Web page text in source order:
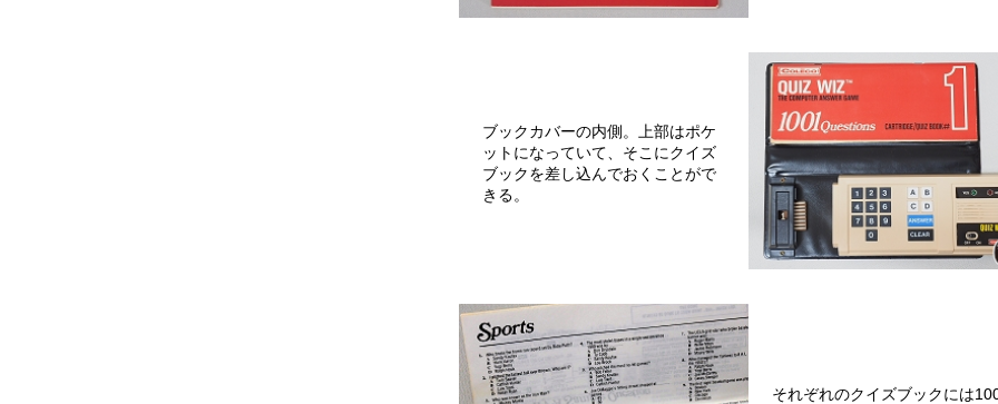
ブックカバーの内側。上部はポケ
ットになっていて、そこにクイズ
ブックを差し込んでおくことがで
きる。
それぞれのクイズブックには